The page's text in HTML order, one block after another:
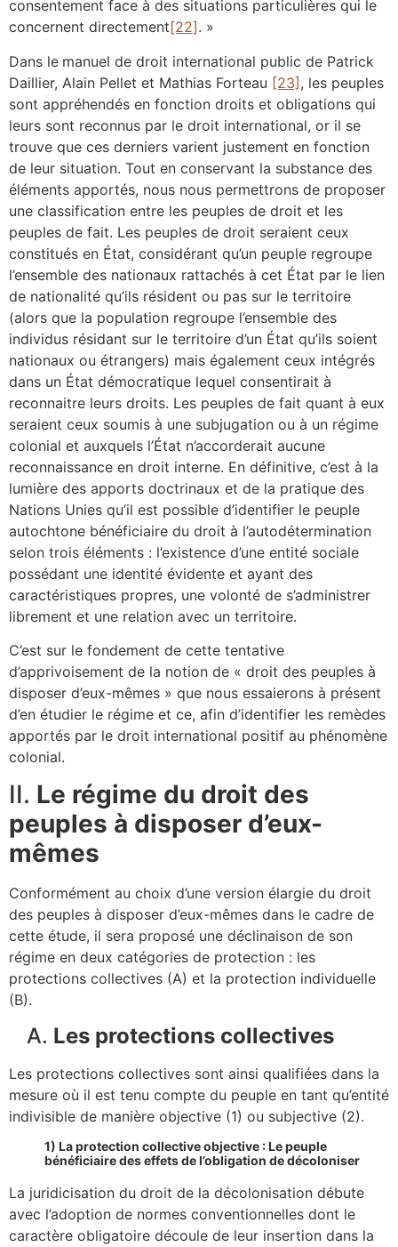
consentement face à des situations particulières qui le
concernent directement[22]. »
Dans le manuel de droit international public de Patrick
Daillier, Alain Pellet et Mathias Forteau [23], les peuples
sont appréhendés en fonction droits et obligations qui
leurs sont reconnus par le droit international, or il se
trouve que ces derniers varient justement en fonction
de leur situation. Tout en conservant la substance des
éléments apportés, nous nous permettrons de proposer
une classification entre les peuples de droit et les
peuples de fait. Les peuples de droit seraient ceux
constitués en État, considérant qu’un peuple regroupe
l’ensemble des nationaux rattachés à cet État par le lien
de nationalité qu’ils résident ou pas sur le territoire
(alors que la population regroupe l’ensemble des
individus résidant sur le territoire d’un État qu’ils soient
nationaux ou étrangers) mais également ceux intégrés
dans un État démocratique lequel consentirait à
reconnaitre leurs droits. Les peuples de fait quant à eux
seraient ceux soumis à une subjugation ou à un régime
colonial et auxquels l’État n’accorderait aucune
reconnaissance en droit interne. En définitive, c’est à la
lumière des apports doctrinaux et de la pratique des
Nations Unies qu’il est possible d’identifier le peuple
autochtone bénéficiaire du droit à l’autodétermination
selon trois éléments : l’existence d’une entité sociale
possédant une identité évidente et ayant des
caractéristiques propres, une volonté de s’administrer
librement et une relation avec un territoire.
C’est sur le fondement de cette tentative
d’apprivoisement de la notion de « droit des peuples à
disposer d’eux-mêmes » que nous essaierons à présent
d’en étudier le régime et ce, afin d’identifier les remèdes
apportés par le droit international positif au phénomène
colonial.
II. Le régime du droit des
peuples à disposer d’eux-
mêmes
Conformément au choix d’une version élargie du droit
des peuples à disposer d’eux-mêmes dans le cadre de
cette étude, il sera proposé une déclinaison de son
régime en deux catégories de protection : les
protections collectives (A) et la protection individuelle
(B).
A. Les protections collectives
Les protections collectives sont ainsi qualifiées dans la
mesure où il est tenu compte du peuple en tant qu’entité
indivisible de manière objective (1) ou subjective (2).
1) La protection collective objective : Le peuple
bénéficiaire des effets de l’obligation de décoloniser
La juridicisation du droit de la décolonisation débute
avec l’adoption de normes conventionnelles dont le
caractère obligatoire découle de leur insertion dans la